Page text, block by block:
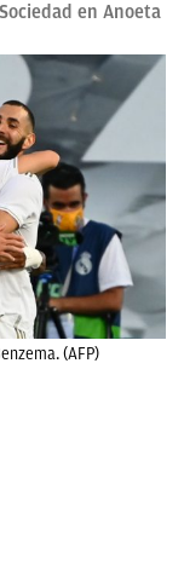
en Anoeta
(AFP)